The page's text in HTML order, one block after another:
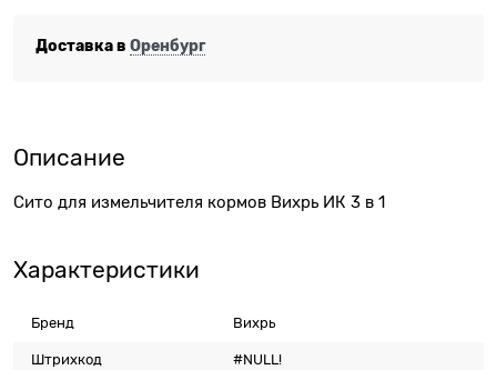
Доставка в Оренбург
Описание
Сито для измельчителя кормов Вихрь ИК 3 в 1
Характеристики
Бренд Вихрь
Штрихкод #NULL!